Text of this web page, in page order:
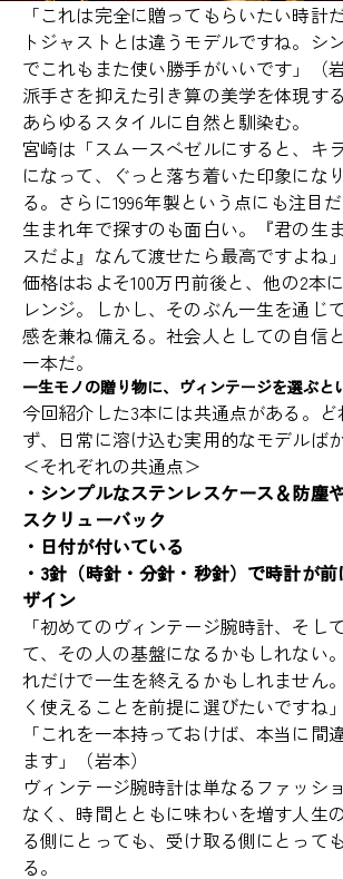
「これは完全に贈ってもらいたい時計
トジャストとは違うモデルですね。シ
でこれもまた使い勝手がいいです」（岩
派手さを抑えた引き算の美学を体現す
あらゆるスタイルに自然と馴染む。
宮崎は「スムースベゼルにすると、キ
になって、ぐっと落ち着いた印象にな
る。さらに1996年製という点にも注目
生まれ年で探すのも面白い。『君の生
スだよ』なんて渡せたら最高ですよね」
価格はおよそ100万円前後と、他の2本
レンジ。しかし、そのぶん一生を通じ
感を兼ね備える。社会人としての自信
一本だ。
一生モノの贈り物に、ヴィンテージを選ぶと
今回紹介した3本には共通点がある。
ず、日常に溶け込む実用的なモデルばか
＜それぞれの共通点＞
・シンプルなステンレスケース＆防塵
スクリューバック
・日付が付いている
・3針（時針・分針・秒針）で時計が
ザイン
「初めてのヴィンテージ腕時計、そし
て、その人の基盤になるかもしれない
れだけで一生を終えるかもしれません
く使えることを前提に選びたいですね」
「これを一本持っておけば、本当に間
ます」（岩本）
ヴィンテージ腕時計は単なるファッシ
なく、時間とともに味わいを増す人生
る側にとっても、受け取る側にとって
る。